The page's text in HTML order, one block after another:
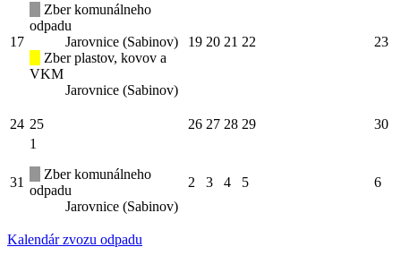
17
Zber komunálneho
odpadu
Jarovnice (Sabinov)
Zber plastov, kovov a
VKM
Jarovnice (Sabinov)
19 20 21 22 23
24 25 26 27 28 29 30
31
1
Zber komunálneho
odpadu
Jarovnice (Sabinov)
2 3 4 5 6
Kalendár zvozu odpadu